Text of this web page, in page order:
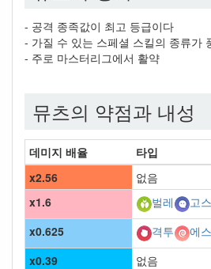
- 공격 종족값이 최고 등급이다
- 가질 수 있는 스페셜 스킬의 종류가
- 주로 마스터리그에서 활약
뮤츠의 약점과 내성
데미지 배율
타입
x2.56
없음
x1.6
벌레 고
x0.625
격투
에
x0.39
없음